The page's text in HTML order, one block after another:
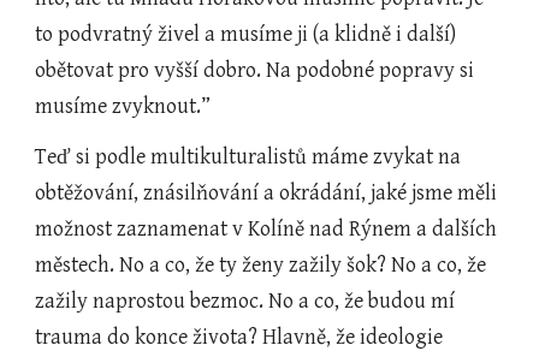
to podvratný živel a musíme ji (a klidně i další)
obětovat pro vyšší dobro. Na podobné popravy si
musíme zvyknout.”
Teď si podle multikulturalistů máme zvykat na
obtěžování, znásilňování a okrádání, jaké jsme měli
možnost zaznamenat v Kolíně nad Rýnem a dalších
městech. No a co, že ty ženy zažily šok? No a co, že
zažily naprostou bezmoc. No a co, že budou mí
trauma do konce života? Hlavně, že ideologie